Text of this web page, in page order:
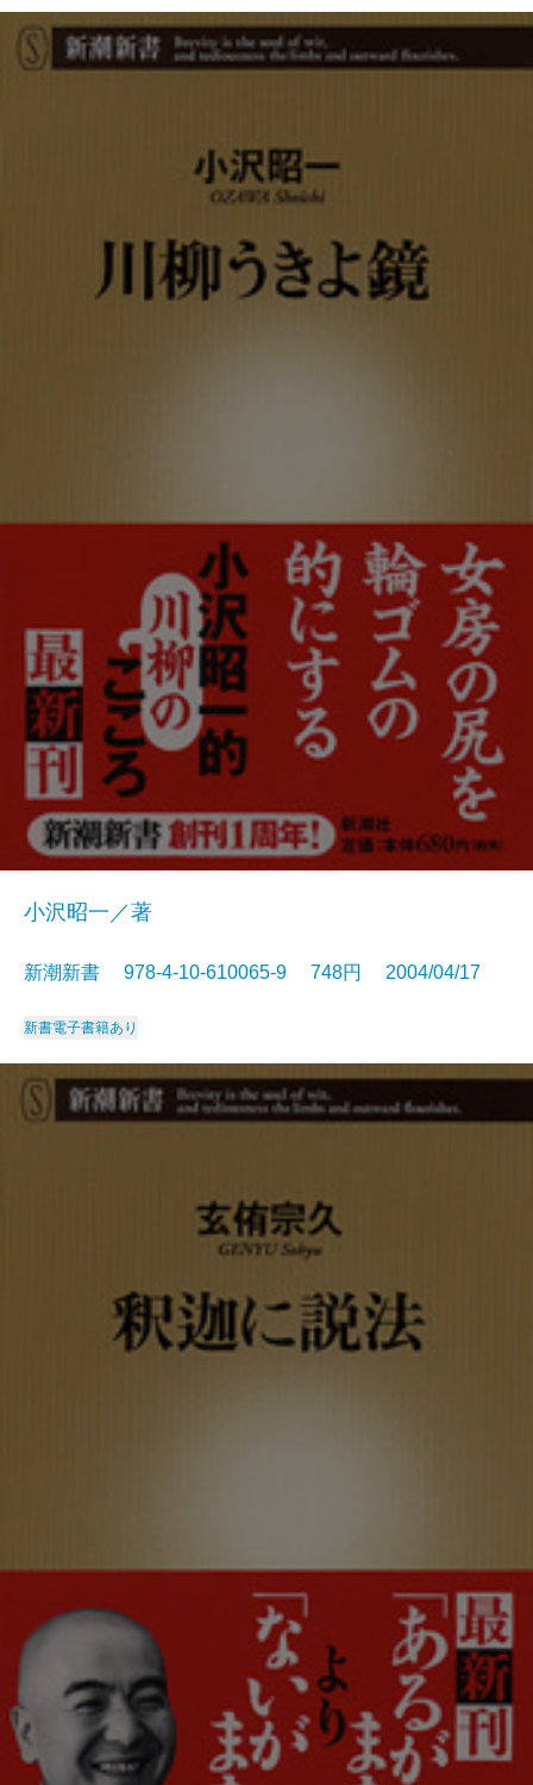
小沢昭一／著
新潮新書 978-4-10-610065-9 748円 2004/04/17
新書電子書籍あり